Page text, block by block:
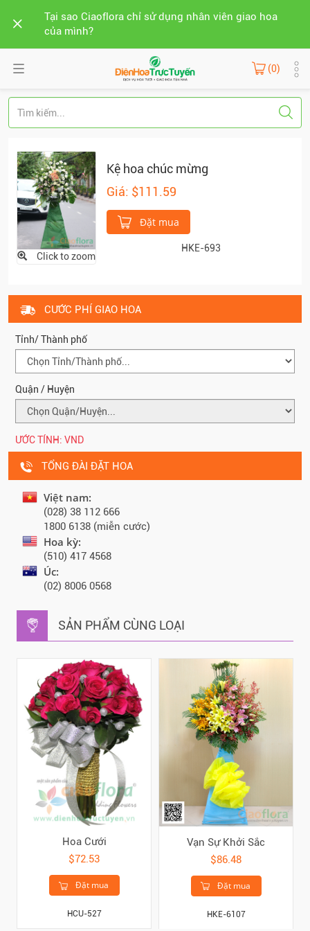
Tại sao Ciaoflora chỉ sử dụng nhân viên giao hoa
của mình?
(0)
Click to zoom
Kệ hoa chúc mừng
Giá: $111.59
Đặt mua
HKE-693
CƯỚC PHÍ GIAO HOA
Tỉnh/ Thành phố
Quận / Huyện
ƯỚC TÍNH: VND
TỔNG ĐÀI ĐẶT HOA
Việt nam:
(028) 38 112 666
1800 6138 (miễn cước)
Hoa kỳ:
(510) 417 4568
Úc:
(02) 8006 0568
SẢN PHẨM CÙNG LOẠI
Hoa Cưới
$72.53
Đặt mua
HCU-527
Vạn Sự Khởi Sắc
$86.48
Đặt mua
HKE-6107